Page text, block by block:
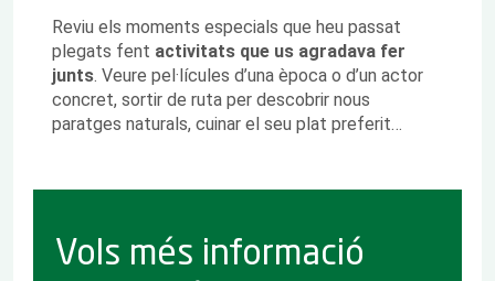
Reviu els moments especials que heu passat
plegats fent activitats que us agradava fer
junts. Veure pel·lícules d’una època o d’un actor
concret, sortir de ruta per descobrir nous
paratges naturals, cuinar el seu plat preferit…
Vols més informació